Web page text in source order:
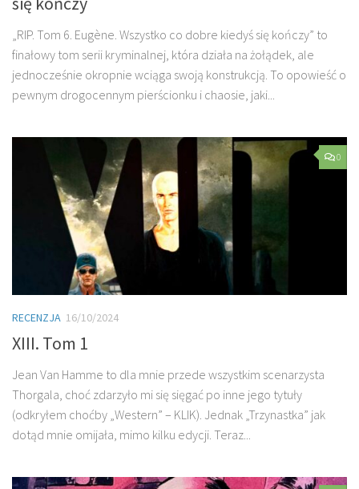
„RIP. Tom 6. Eugène. Wszystko co dobre kiedyś się kończy” to
finałowy tom serii kryminalnej, która działa na żołądek, ale
jednocześnie okropnie wciąga swoją konstrukcją. To opowieść o
pewnym drogocennym pierścionku i chaosie, jaki...
0
RECENZJA 16/10/2024
XIII. Tom 1
Jean Van Hamme to dla mnie przede wszystkim scenarzysta
Thorgala, choć zdarzyło mi się sięgać po inne jego tytuły
(odkryłem choćby „Western” – KLIK). Jednak „Trzynastka” jak
dotąd mnie omijała, mimo kilku edycji. Teraz...